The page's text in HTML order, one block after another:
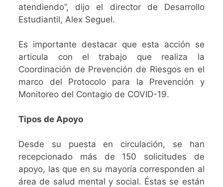
atendiendo”, dijo el director de Desarrollo
Estudiantil, Alex Seguel.
Es importante destacar que esta acción se
articula con el trabajo que realiza la
Coordinación de Prevención de Riesgos en el
marco del
Protocolo para la Prevención y
Monitoreo del Contagio de COVID-19.
Tipos de Apoyo
Desde su puesta en circulación, se han
recepcionado más de 150 solicitudes de
apoyo, las que en su mayoría corresponden al
área de salud mental y social. Éstas se están